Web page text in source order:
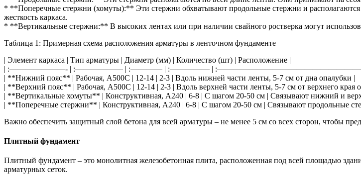
* **Поперечные стержни (хомуты):** Эти стержни обхватывают продольные стержни и
жесткость каркаса.
* **Вертикальные стержни:** В высоких лентах или при наличии свайного ростверка могут
Таблица 1: Примерная схема расположения арматуры в ленточном фундаменте
| Элемент каркаса | Тип арматуры | Диаметр (мм) | Количество (шт) | Расположение |
| :———————- | :—————— | :———— | :————— |
| **Нижний пояс** | Рабочая, А500С | 12-14 | 2-3 | Вдоль нижней части ленты, 5-7 см от дна опалубки |
| **Верхний пояс** | Рабочая, А500С | 12-14 | 2-3 | Вдоль верхней части ленты, 5-7 см от верхнего края
| **Вертикальные хомуты** | Конструктивная, А240 | 6-8 | С шагом 20-50 см | Связывают нижний и
| **Поперечные стержни** | Конструктивная, А240 | 6-8 | С шагом 20-50 см | Связывают продольные
Важно обеспечить защитный слой бетона для всей арматуры – не менее 5 см со всех сторон, чтобы
Плитный фундамент
Плитный фундамент – это монолитная железобетонная плита, расположенная под всей площадью
арматурных сеток.